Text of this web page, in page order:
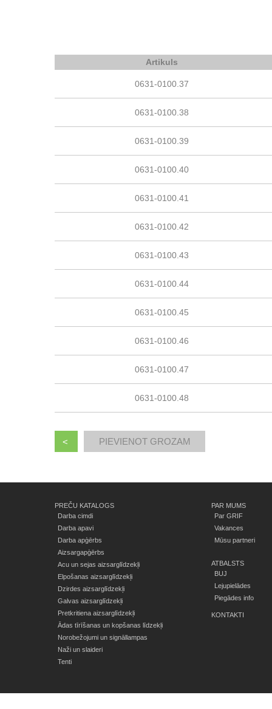
Artikuls
0631-0100.37
0631-0100.38
0631-0100.39
0631-0100.40
0631-0100.41
0631-0100.42
0631-0100.43
0631-0100.44
0631-0100.45
0631-0100.46
0631-0100.47
0631-0100.48
<
PREČU KATALOGS
Darba cimdi
Darba apavi
Darba apģērbs
Aizsargapģērbs
Acu un sejas aizsarglīdzekļi
Elpošanas aizsarglīdzekļi
Dzirdes aizsarglīdzekļi
Galvas aizsarglīdzekļi
Pretkritiena aizsarglīdzekļi
Ādas tīrīšanas un kopšanas līdzekļi
Norobežojumi un signāllampas
Naži un slaideri
Tenti
PAR MUMS
Par GRIF
Vakances
Mūsu partneri
ATBALSTS
BUJ
Lejupielādes
Piegādes info
KONTAKTI